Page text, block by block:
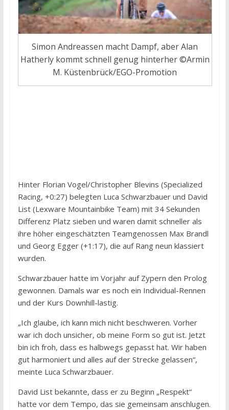
Simon Andreassen macht Dampf, aber Alan
Hatherly kommt schnell genug hinterher ©Armin
M. Küstenbrück/EGO-Promotion
Hinter Florian Vogel/Christopher Blevins (Specialized
Racing, +0:27) belegten Luca Schwarzbauer und David
List (Lexware Mountainbike Team) mit 34 Sekunden
Differenz Platz sieben und waren damit schneller als
ihre höher eingeschätzten Teamgenossen Max Brandl
und Georg Egger (+1:17), die auf Rang neun klassiert
wurden.
Schwarzbauer hatte im Vorjahr auf Zypern den Prolog
gewonnen. Damals war es noch ein Individual-Rennen
und der Kurs Downhill-lastig.
„Ich glaube, ich kann mich nicht beschweren. Vorher
war ich doch unsicher, ob meine Form so gut ist. Jetzt
bin ich froh, dass es halbwegs gepasst hat. Wir haben
gut harmoniert und alles auf der Strecke gelassen“,
meinte Luca Schwarzbauer.
David List bekannte, dass er zu Beginn „Respekt“
hatte vor dem Tempo, das sie gemeinsam anschlugen.